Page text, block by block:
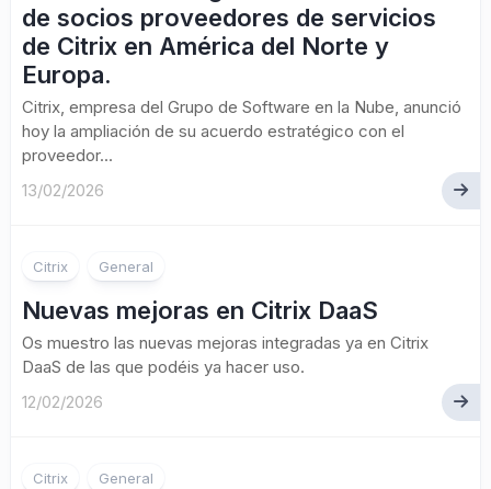
de socios proveedores de servicios
de Citrix en América del Norte y
Europa.
Citrix, empresa del Grupo de Software en la Nube, anunció
hoy la ampliación de su acuerdo estratégico con el
proveedor...
13/02/2026
Citrix General
Nuevas mejoras en Citrix DaaS
Os muestro las nuevas mejoras integradas ya en Citrix
DaaS de las que podéis ya hacer uso.
12/02/2026
Citrix General